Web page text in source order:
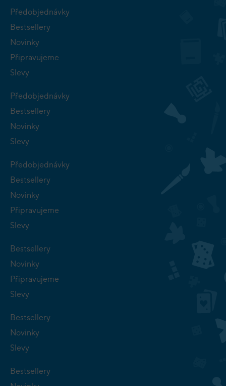
Předobjednávky
Bestsellery
Novinky
Připravujeme
Slevy
Předobjednávky
Bestsellery
Novinky
Slevy
Předobjednávky
Bestsellery
Novinky
Připravujeme
Slevy
Bestsellery
Novinky
Připravujeme
Slevy
Bestsellery
Novinky
Slevy
Bestsellery